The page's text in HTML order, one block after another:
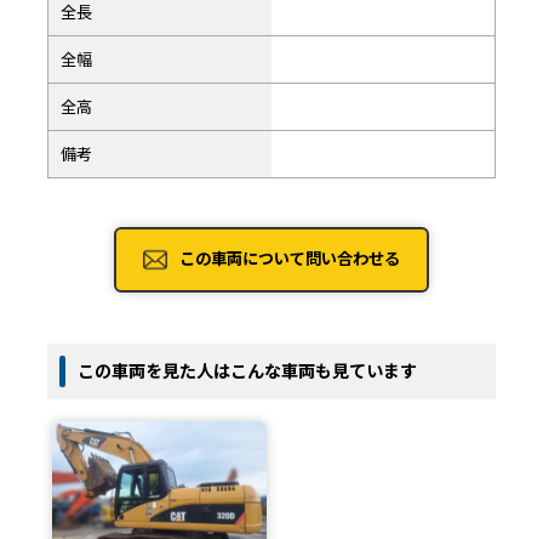
全長
全幅
全高
備考
この車両について問い合わせる
この車両を見た人はこんな車両も見ています